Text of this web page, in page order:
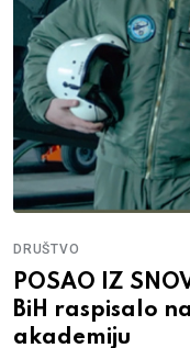
DRUŠTVO
POSAO IZ
BiH raspisalo
akademiju